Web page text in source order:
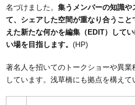
名づけました。 集うメンバーの知識や
て、シェアした空間が重なり合うこと
えた新たな何かを編集（EDIT）して
い場を目指します。 (HP)
著名人を招いてのトークショーや異業
しています。浅草橋にも拠点を構えて